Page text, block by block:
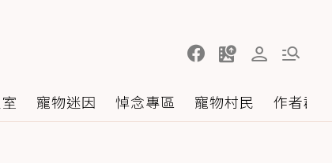
寵物迷因 悼念專區 寵物村民 作者群